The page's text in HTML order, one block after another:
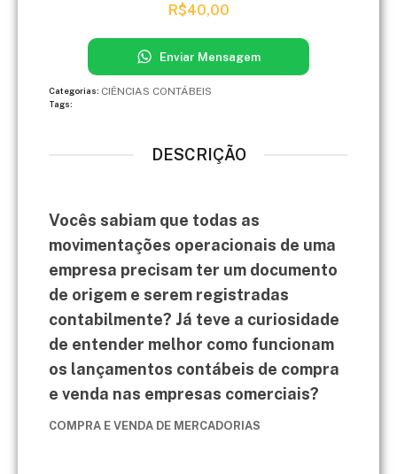
R$40,00
Enviar Mensagem
Categorias: CIÊNCIAS CONTÁBEIS
Tags:
DESCRIÇÃO
Vocês sabiam que todas as
movimentações operacionais de uma
empresa precisam ter um documento
de origem e serem registradas
contabilmente? Já teve a curiosidade
de entender melhor como funcionam
os lançamentos contábeis de compra
e venda nas empresas comerciais?
COMPRA E VENDA DE MERCADORIAS